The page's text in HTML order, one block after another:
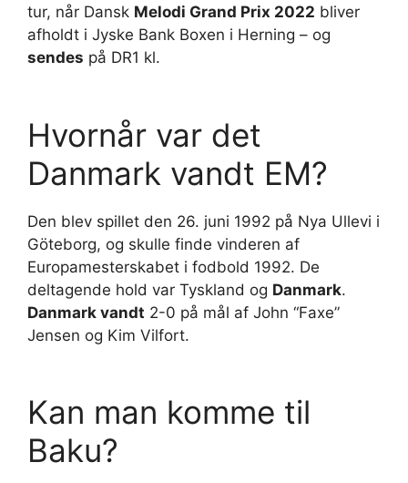
tur, når Dansk Melodi Grand Prix 2022 bliver
afholdt i Jyske Bank Boxen i Herning – og
sendes på DR1 kl.
Hvornår var det
Danmark vandt EM?
Den blev spillet den 26. juni 1992 på Nya Ullevi i
Göteborg, og skulle finde vinderen af
Europamesterskabet i fodbold 1992. De
deltagende hold var Tyskland og Danmark.
Danmark vandt 2-0 på mål af John “Faxe”
Jensen og Kim Vilfort.
Kan man komme til
Baku?